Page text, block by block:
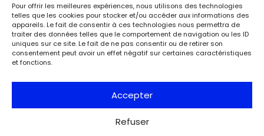
Pour offrir les meilleures expériences, nous utilisons des technologies
telles que les cookies pour stocker et/ou accéder aux informations des
appareils. Le fait de consentir à ces technologies nous permettra de
traiter des données telles que le comportement de navigation ou les ID
uniques sur ce site. Le fait de ne pas consentir ou de retirer son
consentement peut avoir un effet négatif sur certaines caractéristiques
et fonctions.
Accepter
Refuser
… à la divination
Les dés à jouer se rencontrent dans les contextes les
plus divers, aussi bien dans les bâtiments publics,
comme les amphithéâtres, que dans les habitats.
Quelques exemplaires sont connus dans les camps
légionnaires, comme celui de Vindonissa (Allemagne).